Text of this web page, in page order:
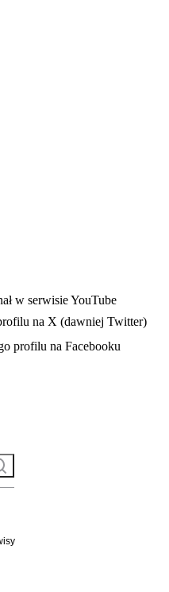
karcie
w serwisie YouTube
na X (dawniej Twitter)
karcie
profilu na Facebooku